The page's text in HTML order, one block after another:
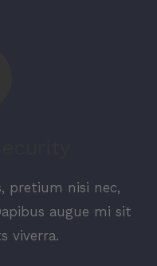
pretium nisi nec,
augue mi sit
viverra.